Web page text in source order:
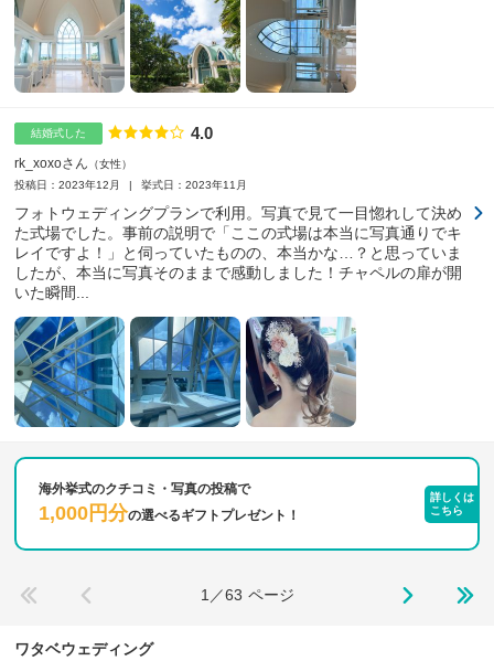
結婚式した 点数
4.0
rk_xoxoさん
女性
投稿日：2023年12月
挙式日：2023年11月
フォトウェディングプランで利用。写真で見て一目惚れして決め
た式場でした。事前の説明で「ここの式場は本当に写真通りでキ
レイですよ！」と伺っていたものの、本当かな…？と思っていま
したが、本当に写真そのままで感動しました！チャペルの扉が開
いた瞬間...
海外挙式のクチコミ・写真の投稿で
1,000円分の選べるギフトプレゼント！
詳しくは
こちら
1／63 ページ
ワタベウェディング